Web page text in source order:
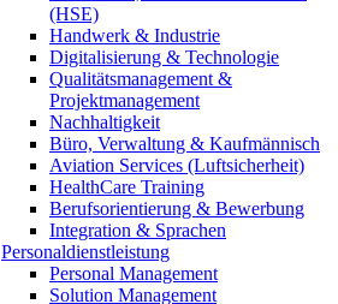
(HSE)
Handwerk & Industrie
Digitalisierung & Technologie
Qualitätsmanagement &
Projektmanagement
Nachhaltigkeit
Büro, Verwaltung & Kaufmännisch
Aviation Services (Luftsicherheit)
HealthCare Training
Berufsorientierung & Bewerbung
Integration & Sprachen
Personaldienstleistung
Personal Management
Solution Management